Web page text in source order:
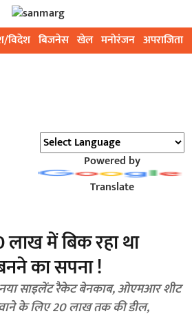
विदेश बिजनेस खेल मनोरंजन अपराजिता
Powered by
Translate
में बिक रहा था
का सपना !
नया साइलेंट रैकेट बेनकाब, ओएमआर शीट
के लिए 20 लाख तक की डील,